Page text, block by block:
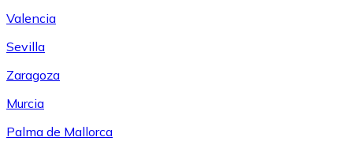
Valencia
Sevilla
Zaragoza
Murcia
Palma de Mallorca